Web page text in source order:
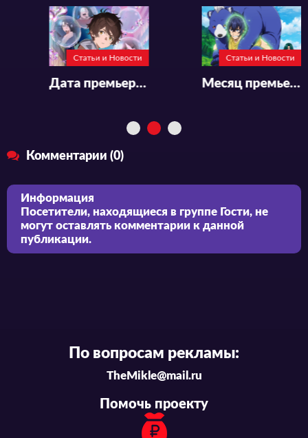
Статьи и Новости
Дата премьеры и трейлер аниме «Bokura no Ameiro Protocol»
Статьи и Новости
Месяц премьеры и трейлер аниме «Chiyu Mahou no Machigatta Tsukaikata: Senjou wo Kakeru Kaifuku Youin»
Комментарии (0)
Информация
Посетители, находящиеся в группе Гости, не
могут оставлять комментарии к данной
публикации.
По вопросам рекламы:
TheMikle@mail.ru
Помочь проекту